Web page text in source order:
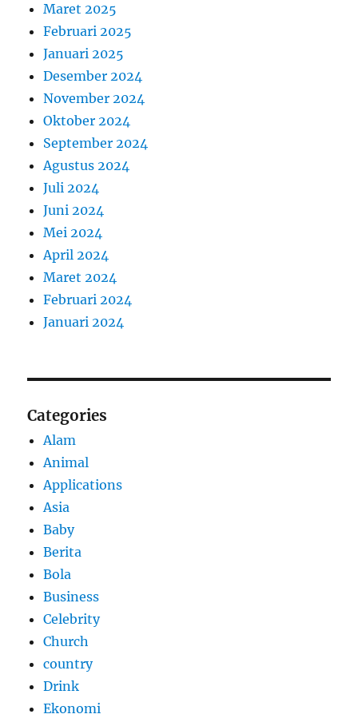
Maret 2025
Februari 2025
Januari 2025
Desember 2024
November 2024
Oktober 2024
September 2024
Agustus 2024
Juli 2024
Juni 2024
Mei 2024
April 2024
Maret 2024
Februari 2024
Januari 2024
Categories
Alam
Animal
Applications
Asia
Baby
Berita
Bola
Business
Celebrity
Church
country
Drink
Ekonomi